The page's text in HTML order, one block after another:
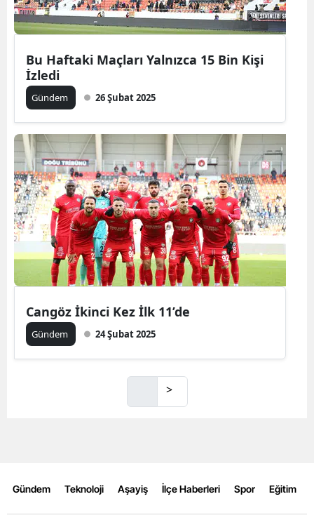
Bu Haftaki Maçları Yalnızca 15 Bin Kişi
İzledi
Gündem 26 Şubat 2025
Cangöz İkinci Kez İlk 11’de
Gündem 24 Şubat 2025
>
Gündem Teknoloji Aşayiş İlçe Haberleri Spor Eğitim